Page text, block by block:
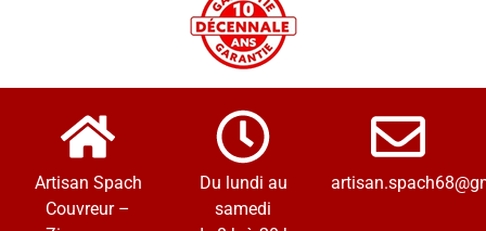
Artisan Spach
Couvreur –
Du lundi au
samedi